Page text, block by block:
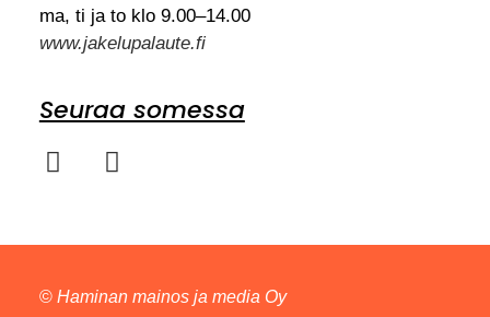
ma, ti ja to klo 9.00–14.00
www.jakelupalaute.fi
Seuraa somessa
© Haminan mainos ja media Oy